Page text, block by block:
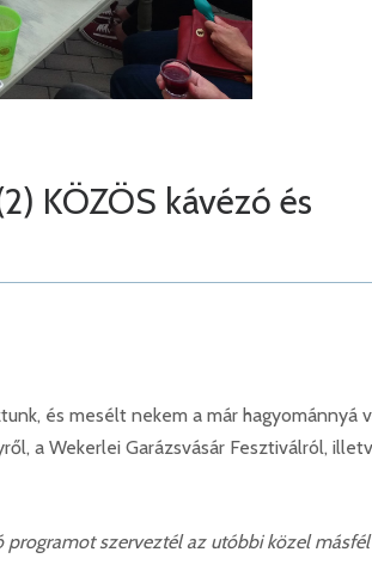
KÖZÖS kávézó és
és mesélt nekem a már hagyománnyá
a Wekerlei Garázsvásár Fesztiválról,
szerveztél az utóbbi közel másfél